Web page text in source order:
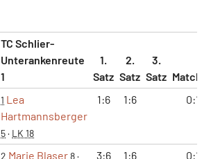
TC Schlier-
Unterankenreute
1
1.
Satz
2.
Satz
3.
Satz
1 Lea
Hartmannsberger
5· LK 18
1:6 1:6 0:1
2 Marie Blaser8·
3:6 1:6 0:1